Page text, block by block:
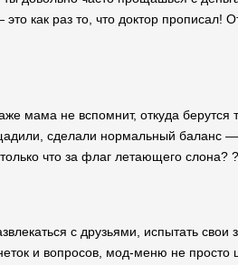
как раз то, что доктор прописал!
мама не вспомнит, откуда берутся
сделали нормальный баланс —
что за флаг летающего слона?
с друзьями, испытать свои
и вопросов, мод-меню не просто